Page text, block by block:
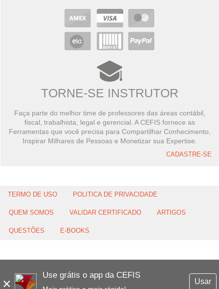
×
Use grátis o app da CEFIS
Usar
TORNE-SE INSTRUTOR
Faça parte do melhor time de professores das áreas contábil,
fiscal, trabalhista, legal e gerencial. A CEFIS fornece as
Ferramentas que você precisa para Compartilhar Conhecimento,
Inspirar Milhares de Pessoas e Monetizar sua Expertise.
CADASTRE-SE
TERMO DE USO POLITICA DE PRIVACIDADE
QUEM SOMOS VALIDAR CERTIFICADO ARTIGOS
QUESTÕES E-BOOKS